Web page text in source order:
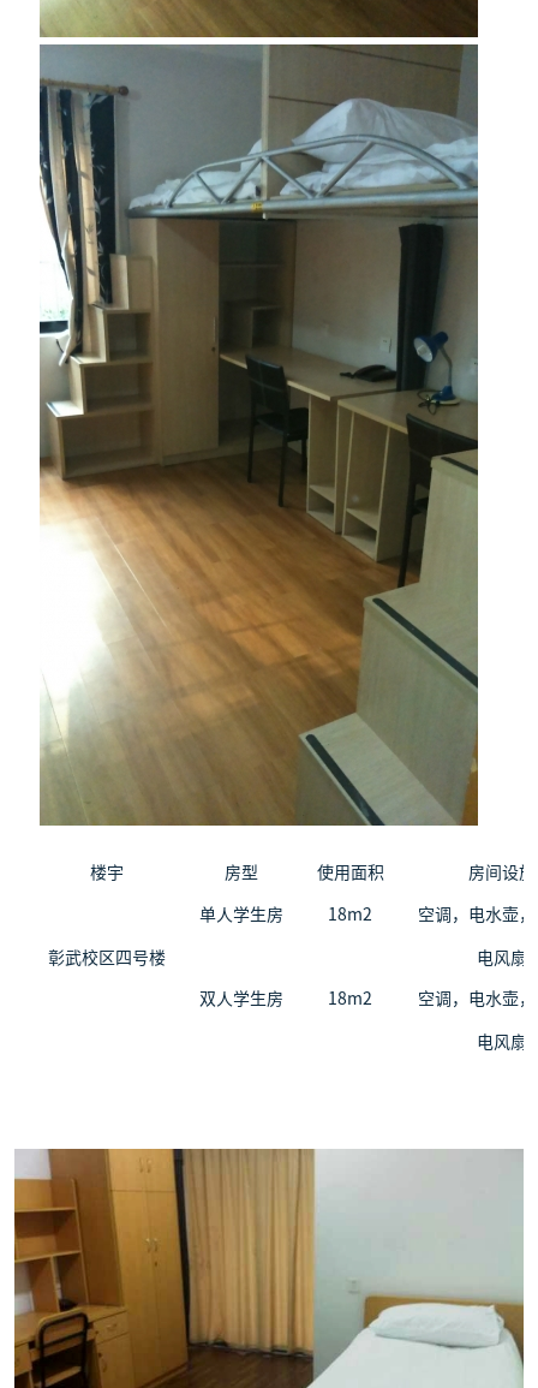
楼宇 房型 使用面积 房间设施
彰武校区四号楼
单人学生房 18m2 空调，电水壶
电风扇
双人学生房 18m2 空调，电水壶
电风扇